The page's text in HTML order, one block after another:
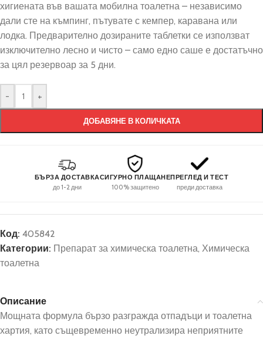
хигиената във вашата мобилна тоалетна – независимо
дали сте на къмпинг, пътувате с кемпер, каравана или
лодка. Предварително дозираните таблетки се използват
изключително лесно и чисто – само едно саше е достатъчно
за цял резервоар за 5 дни.
- +
ДОБАВЯНЕ В КОЛИЧКАТА
БЪРЗА ДОСТАВКА
до 1-2 дни
СИГУРНО ПЛАЩАНЕ
100% защитено
ПРЕГЛЕД И ТЕСТ
преди доставка
Код: 405842
Категории: Препарат за химическа тоалетна, Химическа
тоалетна
Описание
Мощната формула бързо разгражда отпадъци и тоалетна
хартия, като същевременно неутрализира неприятните